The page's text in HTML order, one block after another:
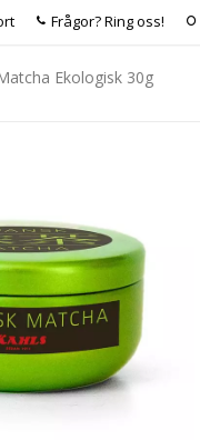
Frågor? Ring oss!
Ekologisk 30g